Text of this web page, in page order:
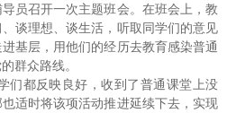
员召开一次主题班会。在班会上，教
谈理想、谈生活，听取同学们的意见
基层，用他们的经历去教育感染普通
群众路线。
们都反映良好，收到了普通课堂上没
适时将该项活动推进延续下去，实现